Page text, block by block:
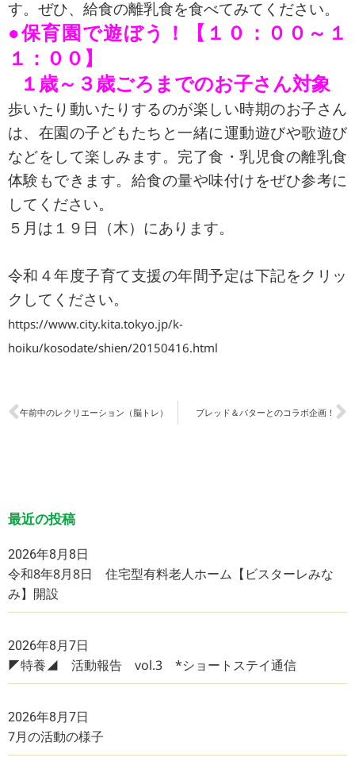
す。ぜひ、給食の離乳食を食べてみてください。
●保育園で遊ぼう！【１０：００～１
１：００】
１歳～３歳ごろまでのお子さん対象
歩いたり動いたりするのが楽しい時期のお子さん
は、在園の子どもたちと一緒に運動遊びや歌遊び
などをして楽しみます。完了食・乳児食の離乳食
体験もできます。給食の量や味付けをぜひ参考に
してください。
５月は１９日（木）にあります。
令和４年度子育て支援の年間予定は下記をクリッ
クしてください。
https://www.city.kita.tokyo.jp/k-
hoiku/kosodate/shien/20150416.html
午前中のレクリエーション（脳トレ） ブレッド＆バターとのコラボ企画！
最近の投稿
2026年8月8日
令和8年8月8日 住宅型有料老人ホーム【ビスターレみな
み】開設
2026年8月7日
◤特養◢ 活動報告 vol.3 *ショートステイ通信
2026年8月7日
7月の活動の様子